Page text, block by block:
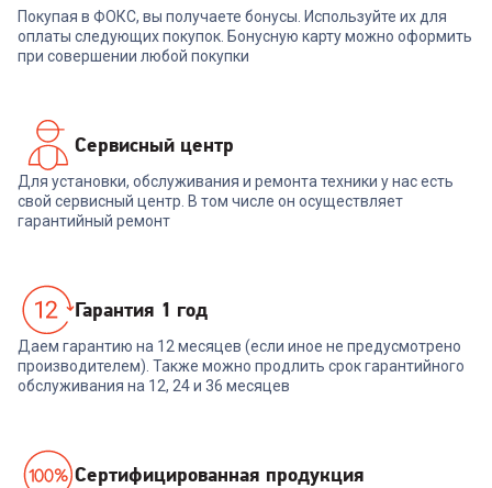
Покупая в ФОКС, вы получаете бонусы. Используйте их для
оплаты следующих покупок. Бонусную карту можно оформить
при совершении любой покупки
Сервисный центр
Для установки, обслуживания и ремонта техники у нас есть
свой сервисный центр. В том числе он осуществляет
гарантийный ремонт
Гарантия 1 год
Даем гарантию на 12 месяцев (если иное не предусмотрено
производителем). Также можно продлить срок гарантийного
обслуживания на 12, 24 и 36 месяцев
Cертифицированная продукция